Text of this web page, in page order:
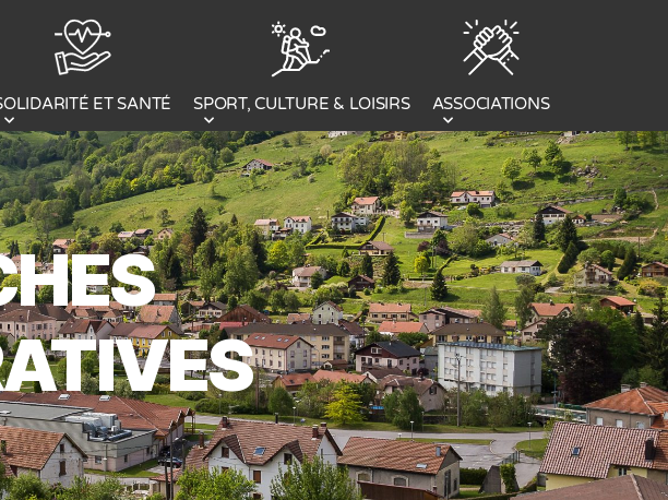
ET SANTÉ SPORT, CULTURE & LOISIRS ASSOCIATIONS